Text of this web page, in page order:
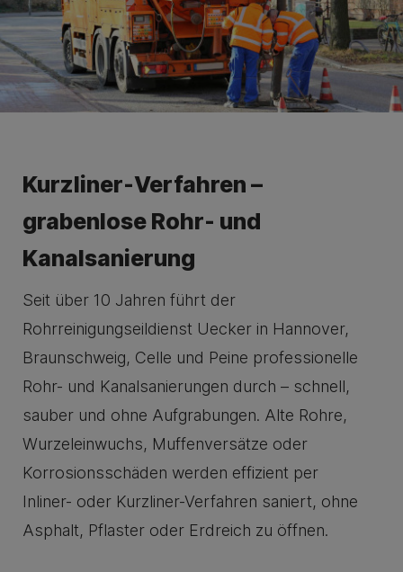
Kurzliner-Verfahren –
grabenlose Rohr- und
Kanalsanierung
Seit über 10 Jahren führt der
Rohrreinigungseildienst Uecker in Hannover,
Braunschweig, Celle und Peine professionelle
Rohr- und Kanalsanierungen durch – schnell,
sauber und ohne Aufgrabungen. Alte Rohre,
Wurzeleinwuchs, Muffenversätze oder
Korrosionsschäden werden effizient per
Inliner- oder Kurzliner-Verfahren saniert, ohne
Asphalt, Pflaster oder Erdreich zu öffnen.